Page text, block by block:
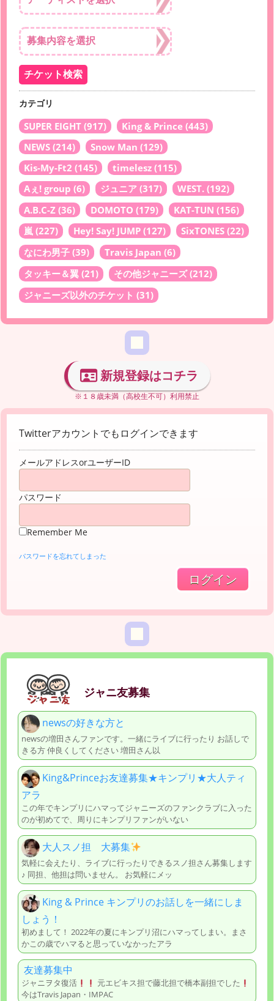
カテゴリ
SUPER EIGHT (917) King & Prince (443)
NEWS (214) Snow Man (129)
Kis-My-Ft2 (145) timelesz (115)
Aぇ! group (6) ジュニア (317) WEST. (192)
A.B.C-Z (36) DOMOTO (179) KAT-TUN (156)
嵐 (227) Hey! Say! JUMP (127) SixTONES (22)
なにわ男子 (39) Travis Japan (6)
タッキー＆翼 (21) その他ジャニーズ(212)
ジャニーズ以外のチケット (31)
新規登録はコチラ
※１８歳未満（高校生不可）利用禁止
Twitterアカウントでもログインできます
メールアドレスorユーザーID
パスワード
Remember Me
パスワードを忘れてしまった
ジャニ友募集
newsの好きな方と
newsの増田さんファンです。一緒にライブに行ったり お話しで
きる方 仲良くしてください 増田さん以
King&Princeお友達募集★キンプリ★大人ティ
アラ
この年でキンプリにハマってジャニーズのファンクラブに入った
のが初めてで、周りにキンプリファンがいない
大人スノ担 大募集
気軽に会えたり、ライブに行ったりできるスノ担さん募集します
♪ 同担、他担は問いません。 お気軽にメッ
King & Prince キンプリのお話しを一緒にしま
しょう！
初めまして！ 2022年の夏にキンプリ沼にハマってしまい。まさ
かこの歳でハマると思っていなかったアラ
友達募集中
ジャニヲタ復活
元エビキス担で藤北担で橋本副担でした
今はTravis Japan・IMPAC